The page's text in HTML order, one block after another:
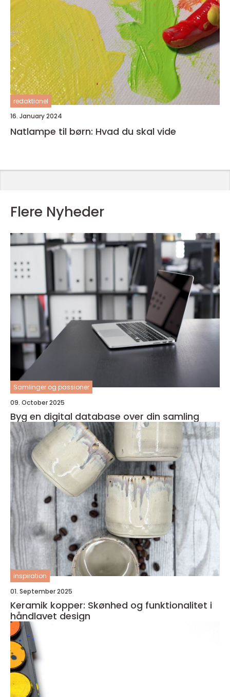
redaktionel
16. January 2024
Natlampe til børn: Hvad du skal vide
Flere Nyheder
Samlinger og passioner
09. October 2025
Byg en digital database over din samling
inspiration
01. September 2025
Keramik kopper: Skønhed og funktionalitet i
håndlavet design